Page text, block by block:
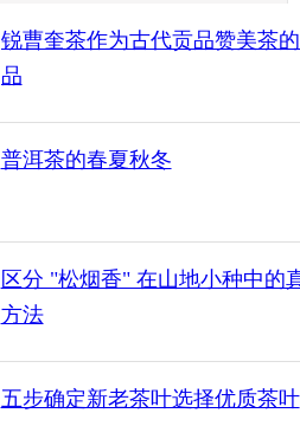
锐曹奎茶作为古代贡品赞美茶
品
普洱茶的春夏秋冬
区分 "松烟香" 在山地小种中的
方法
五步确定新老茶叶选择优质茶叶